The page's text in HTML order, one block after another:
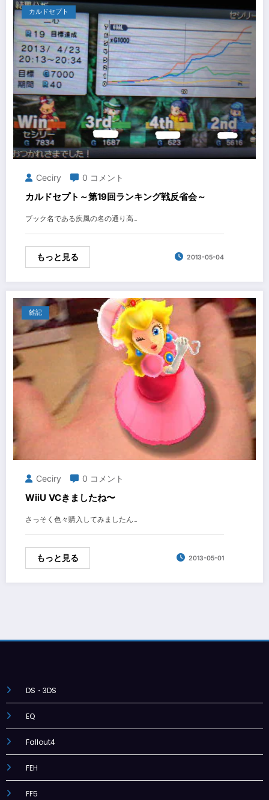
カルドセプト
Ceciry 0 コメント
カルドセプト～第19回ランキング戦反省会～
ブック名である疾風の名の通り高…
もっと見る 2013-05-04
雑記
Ceciry 0 コメント
WiiU VCきましたね〜
さっそく色々購入してみましたん…
もっと見る 2013-05-01
DS・3DS
EQ
Fallout4
FEH
FF5